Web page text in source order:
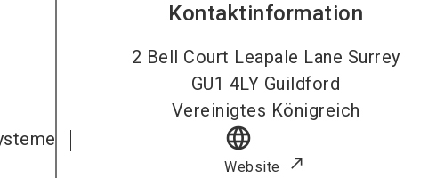
Kontaktinformation
2 Bell Court Leapale Lane Surrey
GU1 4LY Guildford
Vereinigtes Königreich
language
Website